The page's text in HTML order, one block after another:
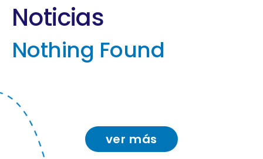
Noticias
Nothing Found
ver más